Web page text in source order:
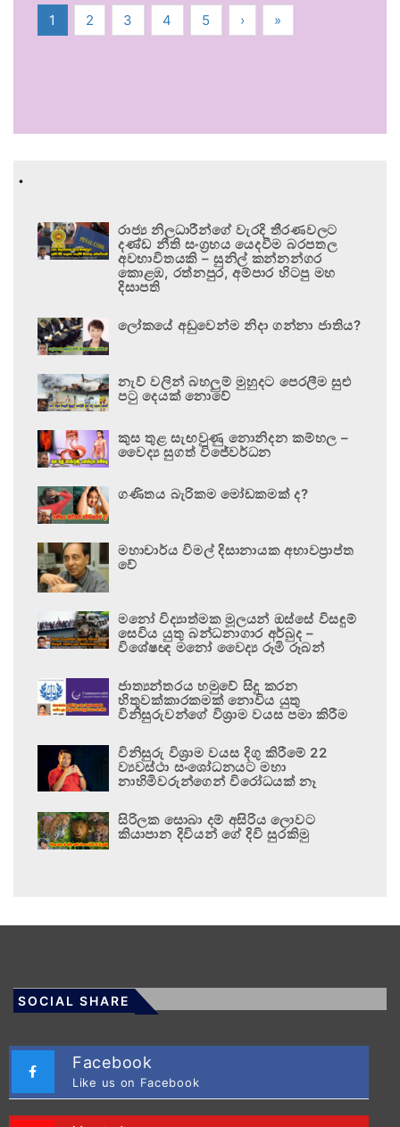
1 2 3 4 5 › »
.
රාජ්‍ය නිලධාරීන්ගේ වැරදි තීරණවලට
දණ්ඩ නීති සංග්‍රහය යෙදවීම බරපතල
අවභාවිතයකි – සුනිල් කන්නන්ගර
කොළඹ, රත්නපුර, අම්පාර හිටපු මහ
දිසාපති
ලෝකයේ අඩුවෙන්ම නිදා ගන්නා ජාතිය?
නැව් වලින් බහලුම් මුහුදට පෙරලීම සුළු
පටු දෙයක් නොවේ
කුස තුළ සැඟවුණු නොනිදන කම්හල –
වෛද්‍ය සුගත් විජේවර්ධන
ගණිතය බැරිකම මෝඩකමක් ද?
මහාචාර්ය විමල් දිසානායක අභාවප්‍රාප්ත
වේ
මනෝ විද්‍යාත්මක මූලයන් ඔස්සේ විසඳුම්
සෙවිය යුතු බන්ධනාගාර අර්බුද –
විශේෂඥ මනෝ වෛද්‍ය රූමි රූබන්
ජාත්‍යන්තරය හමුවේ සිදු කරන
හිතුවක්කාරකමක් නොවිය යුතු
විනිසුරුවන්ගේ විශ්‍රාම වයස පමා කිරීම
විනිසුරු විශ්‍රාම වයස දිගු කිරීමේ 22
ව්‍යවස්ථා සංශෝධනයට මහා
නාහිමිවරුන්ගෙන් විරෝධයක් නෑ
සිරිලක සොබා දම් අසිරිය ලොවට
කියාපාන දිවියන් ගේ දිවි සුරකිමු
SOCIAL SHARE
Facebook
Like us on Facebook